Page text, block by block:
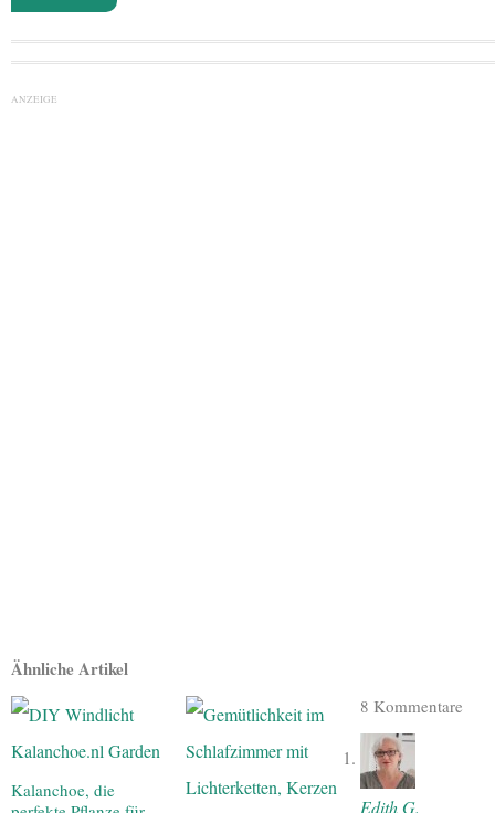
ANZEIGE
Ähnliche Artikel
Kalanchoe, die
8 Kommentare
Edith G.